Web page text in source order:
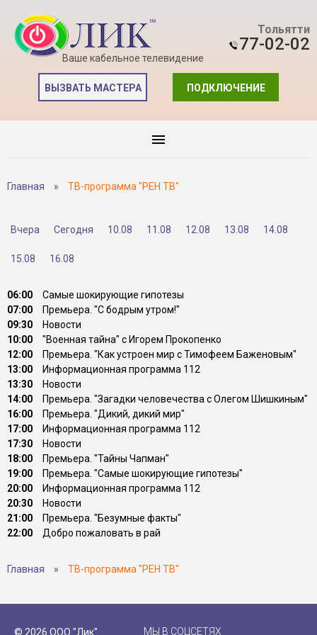
Ваше кабельное телевидение
Тольятти
77-02-02
ПОДКЛЮЧЕНИЕ
ВЫЗВАТЬ МАСТЕРА
Главная » ТВ-программа "РЕН ТВ"
Вчера Сегодня 10.08 11.08 12.08 13.08 14.08
15.08 16.08
06:00
Самые шокирующие гипотезы
07:00
Премьера. "С бодрым утром!"
09:30
Новости
10:00
"Военная тайна" с Игорем Прокопенко
12:00
Премьера. "Как устроен мир с Тимофеем Баженовым"
13:00
Информационная программа 112
13:30
Новости
14:00
Премьера. "Загадки человечества с Олегом Шишкиным"
16:00
Премьера. "Дикий, дикий мир"
17:00
Информационная программа 112
17:30
Новости
18:00
Премьера. "Тайны Чапман"
19:00
Премьера. "Самые шокирующие гипотезы"
20:00
Информационная программа 112
20:30
Новости
21:00
Премьера. "Безумные факты"
22:00
Добро пожаловать в рай
Главная » ТВ-программа "РЕН ТВ"
© 2026 ООО "Лик" МЫ В СОЦСЕТЯХ